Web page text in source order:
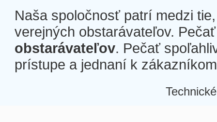
Naša spoločnosť patrí medzi
verejných obstarávateľov.
obstarávateľov. Pečať
prístupe a jednaní k